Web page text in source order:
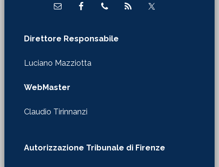
Direttore Responsabile
Luciano Mazziotta
WebMaster
Claudio Tirinnanzi
Autorizzazione Tribunale di Firenze